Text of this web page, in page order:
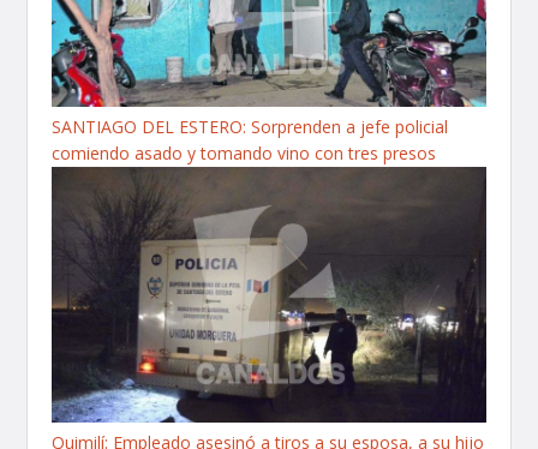
SANTIAGO DEL ESTERO: Sorprenden a jefe policial
comiendo asado y tomando vino con tres presos
Quimilí: Empleado asesinó a tiros a su esposa, a su hijo